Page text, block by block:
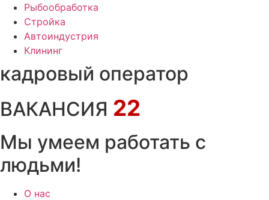
Рыбообработка
Стройка
Автоиндустрия
Клининг
кадровый оператор
ВАКАНСИЯ 22
Мы умеем работать с
людьми!
О нас